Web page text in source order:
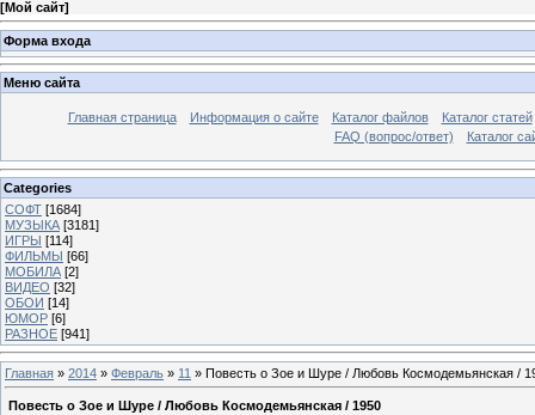
[Мой сайт]
Форма входа
Меню сайта
Главная страница Информация о сайте Каталог файлов
Каталог статей
FAQ (вопрос/ответ)
Каталог
Categories
СОФТ [1684]
МУЗЫКА [3181]
ИГРЫ [114]
ФИЛЬМЫ [66]
МОБИЛА [2]
ВИДЕО [32]
ОБОИ [14]
ЮМОР [6]
РАЗНОЕ [941]
Главная » 2014 » Февраль » 11 » Повесть о Зое и Шуре / Любовь Космодемьянская /
Повесть о Зое и Шуре / Любовь Космодемьянская / 1950